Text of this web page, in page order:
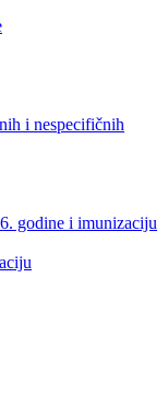
i nespecifičnih
godine i imunizaciju